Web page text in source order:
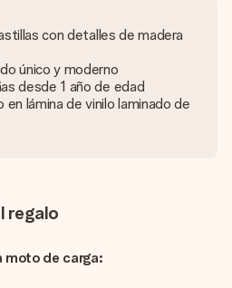
con detalles de madera
único y moderno
desde 1 año de edad
lámina de vinilo laminado de
regalo
moto de carga: